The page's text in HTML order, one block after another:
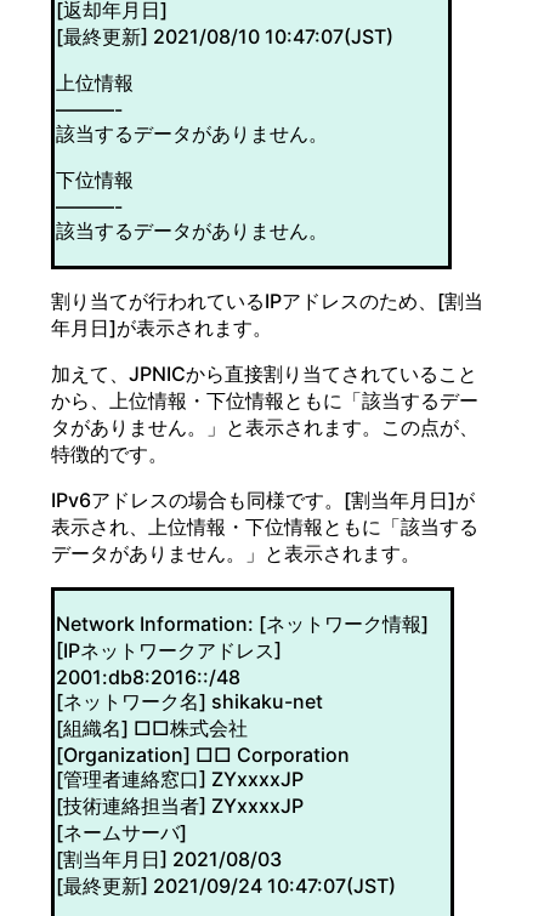
[返却年月日]
[最終更新] 2021/08/10 10:47:07(JST)
上位情報
———-
該当するデータがありません。
下位情報
———-
該当するデータがありません。
割り当てが行われているIPアドレスのため、[割当
年月日]が表示されます。
加えて、JPNICから直接割り当てされていること
から、上位情報・下位情報ともに「該当するデー
タがありません。」と表示されます。この点が、
特徴的です。
IPv6アドレスの場合も同様です。[割当年月日]が
表示され、上位情報・下位情報ともに「該当する
データがありません。」と表示されます。
Network Information: [ネットワーク情報]
[IPネットワークアドレス]
2001:db8:2016::/48
[ネットワーク名] shikaku-net
[組織名] □□株式会社
[Organization] □□ Corporation
[管理者連絡窓口] ZYxxxxJP
[技術連絡担当者] ZYxxxxJP
[ネームサーバ]
[割当年月日] 2021/08/03
[最終更新] 2021/09/24 10:47:07(JST)